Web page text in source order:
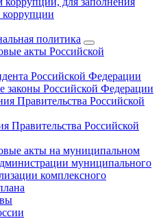
политика
акты Российской
Российской Федерации
законы Российской Федерации
Правительства Российской
Правительства Российской
акты на муниципальном
муниципального
комплексного